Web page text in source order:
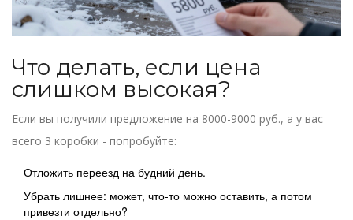
Что делать, если цена
слишком высокая?
Если вы получили предложение на 8000-9000 руб., а у вас
всего 3 коробки - попробуйте:
Отложить переезд на будний день.
Убрать лишнее: может, что-то можно оставить, а потом
привезти отдельно?